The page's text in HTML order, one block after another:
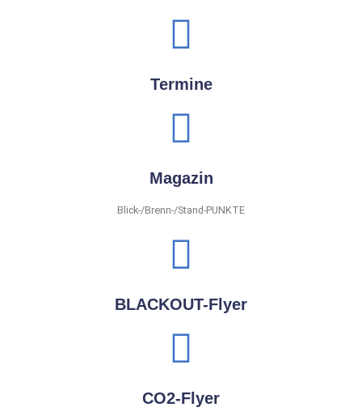
Termine
Magazin
Blick-/Brenn-/Stand-PUNKTE
BLACKOUT-Flyer
CO2-Flyer